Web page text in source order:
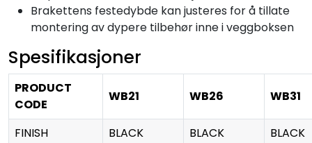
Brakettens festedybde kan justeres for å tillate
montering av dypere tilbehør inne i veggboksen
Spesifikasjoner
PRODUCT
CODE
WB21 WB26 WB31
FINISH
BLACK
BLACK
BLACK